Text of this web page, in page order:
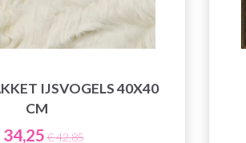
IJSVOGELS 40X40
CM
34,25 € 42,85